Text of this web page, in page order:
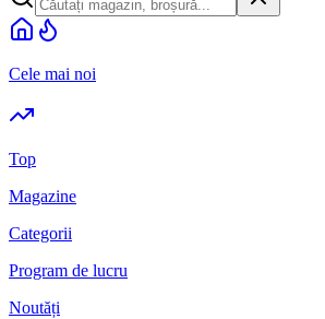
Cele mai noi
Top
Magazine
Categorii
Program de lucru
Noutăți